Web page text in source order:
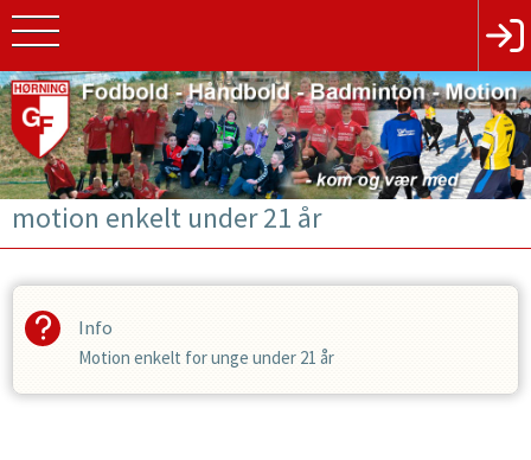
motion enkelt under 21 år
Info
Motion enkelt for unge under 21 år